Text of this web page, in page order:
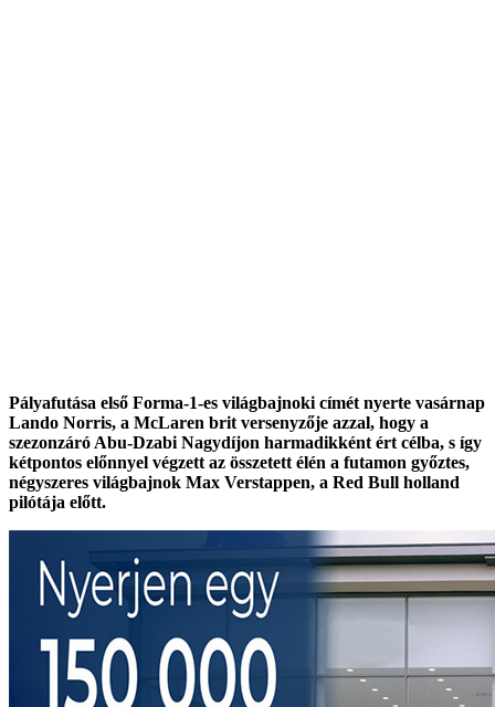
Pályafutása első Forma-1-es világbajnoki címét nyerte vasárnap
Lando Norris, a McLaren brit versenyzője azzal, hogy a
szezonzáró Abu-Dzabi Nagydíjon harmadikként ért célba, s így
kétpontos előnnyel végzett az összetett élén a futamon győztes,
négyszeres világbajnok Max Verstappen, a Red Bull holland
pilótája előtt.